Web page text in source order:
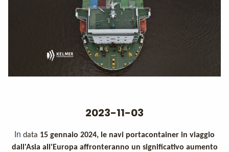
2023-11-03
In data 15 gennaio 2024, le navi portacontainer in viaggio
dall'Asia all'Europa affronteranno un significativo aumento